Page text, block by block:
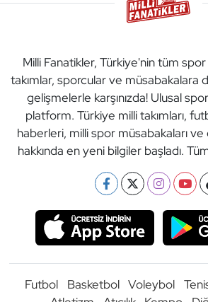
Milli Fanatikler, Türkiye'nin tüm spor
takımlar, sporcular ve müsabakalara
gelişmelerle karşınızda! Ulusal
platform. Türkiye milli takımları,
haberleri, milli spor müsabakaları
hakkında en yeni bilgiler başladı.
Futbol Basketbol Voleybol